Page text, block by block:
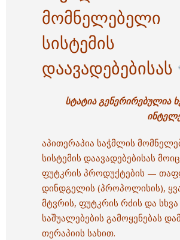
მომნელებელი
სისტემის
დაავადებებისას
სტატია გენერირებულია
აპითერაპია საჭმლის
სისტემის დაავადებებისას
ფუტკრის პროდუქტების —
დინდგელის (პროპოლისის),
მტვრის, ფუტკრის რძის და სხვა
საშუალებების გამოყენებას
თერაპიის სახით.